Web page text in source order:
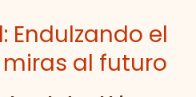
Endulzando el
al futuro